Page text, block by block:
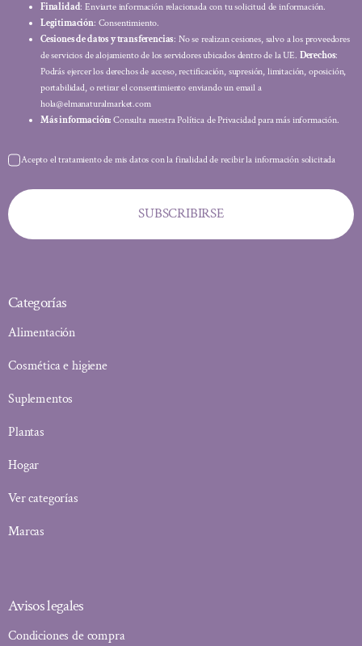
Finalidad: Enviarte información relacionada con tu solicitud de información.
Legitimación: Consentimiento.
Cesiones de datos y transferencias: No se realizan cesiones, salvo a los proveedores
de servicios de alojamiento de los servidores ubicados dentro de la UE. Derechos:
Podrás ejercer los derechos de acceso, rectificación, supresión, limitación, oposición,
portabilidad, o retirar el consentimiento enviando un email a
hola@elmanaturalmarket.com
Más información: Consulta nuestra Política de Privacidad para más información.
Acepto el tratamiento de mis datos con la finalidad de recibir la información solicitada
SUBSCRIBIRSE
Categorías
Alimentación
Cosmética e higiene
Suplementos
Plantas
Hogar
Ver categorías
Marcas
Avisos legales
Condiciones de compra